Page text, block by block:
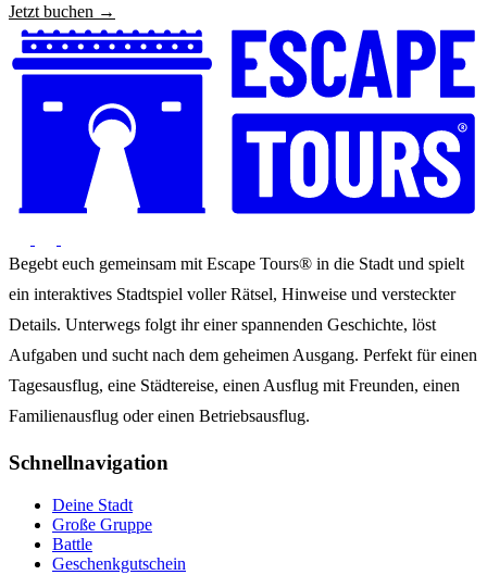
Jetzt buchen →
Begebt euch gemeinsam mit Escape Tours® in die Stadt und spielt
ein interaktives Stadtspiel voller Rätsel, Hinweise und versteckter
Details. Unterwegs folgt ihr einer spannenden Geschichte, löst
Aufgaben und sucht nach dem geheimen Ausgang. Perfekt für einen
Tagesausflug, eine Städtereise, einen Ausflug mit Freunden, einen
Familienausflug oder einen Betriebsausflug.
Schnellnavigation
Deine Stadt
Große Gruppe
Battle
Geschenkgutschein